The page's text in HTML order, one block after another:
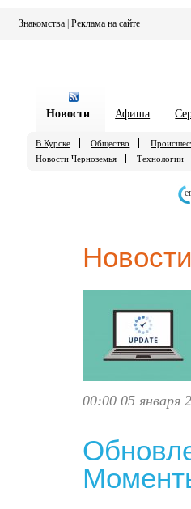
Знакомства Реклама на сайте
Новости Афиша
В Курске Общество
Новости Черноземья
Технологии
00:00 05 января